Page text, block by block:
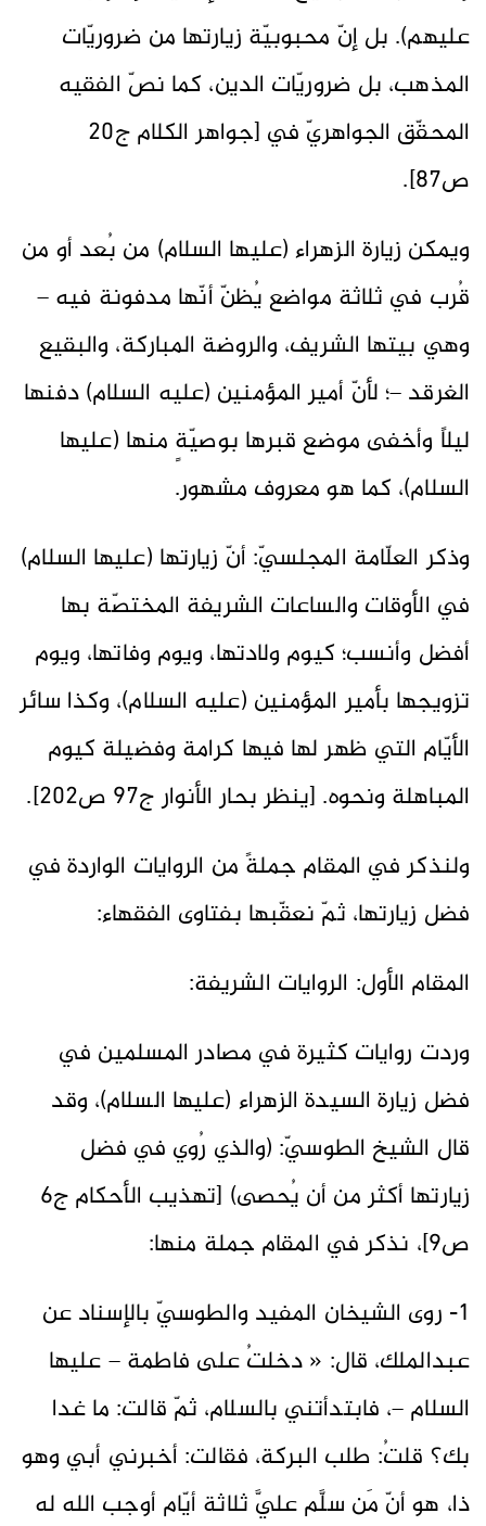
عليهم). بل إنّ محبوبيّة زيارتها من ضروريّات
المذهب، بل ضروريّات الدين، كما نصّ الفقيه
المحقّق الجواهريّ في [جواهر الكلام ج20
ص87].
ويمكن زيارة الزهراء (عليها السلام) من بُعد أو من
قُرب في ثلاثة مواضع يُظنّ أنّها مدفونة فيه –
وهي بيتها الشريف، والروضة المباركة، والبقيع
الغرقد –؛ لأنّ أمير المؤمنين (عليه السلام) دفنها
ليلاً وأخفى موضع قبرها بوصيّةٍ منها (عليها
السلام)، كما هو معروف مشهور.
وذكر العلّامة المجلسيّ: أنّ زيارتها (عليها السلام)
في الأوقات والساعات الشريفة المختصّة بها
أفضل وأنسب؛ كيوم ولادتها، ويوم وفاتها، ويوم
تزويجها بأمير المؤمنين (عليه السلام)، وكذا سائر
الأيّام التي ظهر لها فيها كرامة وفضيلة كيوم
المباهلة ونحوه. [ينظر بحار الأنوار ج97 ص202].
ولنذكر في المقام جملةً من الروايات الواردة في
فضل زيارتها، ثمّ نعقّبها بفتاوى الفقهاء:
المقام الأول: الروايات الشريفة:
وردت روايات كثيرة في مصادر المسلمين في
فضل زيارة السيدة الزهراء (عليها السلام)، وقد
قال الشيخ الطوسيّ: (والذي رُوي في فضل
زيارتها أكثر من أن يُحصى) [تهذيب الأحكام ج6
ص9]، نذكر في المقام جملة منها:
1- روى الشيخان المفيد والطوسيّ بالإسناد عن
عبدالملك، قال: « دخلتُ على فاطمة – عليها
السلام –، فابتدأتني بالسلام، ثمّ قالت: ما غدا
بك؟ قلتُ: طلب البركة، فقالت: أخبرني أبي وهو
ذا، هو أنّ مَن سلَّم عليَّ ثلاثة أيّام أوجب الله له